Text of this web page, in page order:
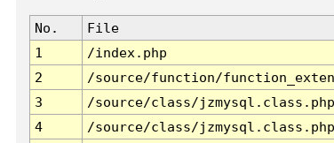
No. File
1
/index.php
2
/source/function/
3
/source/class/jzmysql.class.php
4
/source/class/jzmysql.class.php